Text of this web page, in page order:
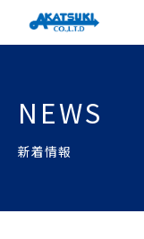
NEWS
新着情報